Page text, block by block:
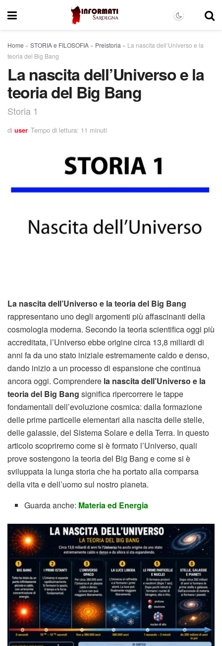
Home » STORIA e FILOSOFIA » Preistoria » La nascita dell’Universo e la
teoria del Big Bang
La nascita dell’Universo e la
teoria del Big Bang
Storia 1
di user Tempo di lettura: 11 minuti
La nascita dell’Universo e la teoria del Big Bang
rappresentano uno degli argomenti più affascinanti della
cosmologia moderna. Secondo la teoria scientifica oggi più
accreditata, l’Universo ebbe origine circa 13,8 miliardi di
anni fa da uno stato iniziale estremamente caldo e denso,
dando inizio a un processo di espansione che continua
ancora oggi. Comprendere la nascita dell’Universo e la
teoria del Big Bang significa ripercorrere le tappe
fondamentali dell’evoluzione cosmica: dalla formazione
delle prime particelle elementari alla nascita delle stelle,
delle galassie, del Sistema Solare e della Terra. In questo
articolo scopriremo come si è formato l’Universo, quali
prove sostengono la teoria del Big Bang e come si è
sviluppata la lunga storia che ha portato alla comparsa
della vita e dell’uomo sul nostro pianeta.
Guarda anche: Materia ed Energia